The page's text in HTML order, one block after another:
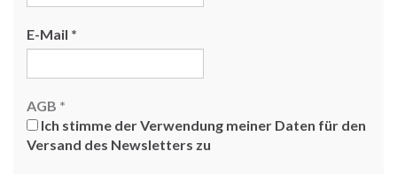
E-Mail *
AGB *
Ich stimme der Verwendung meiner Daten für den
Versand des Newsletters zu